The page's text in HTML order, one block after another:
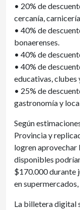
• 20% de
cercanía,
• 40% de
bonaerenses.
• 40% de
• 40% de
educativas, clubes
• 25% de
gastronomía y
Según
Provincia y
logren aprovechar
disponibles
$170.000 durante
en
La billetera digital